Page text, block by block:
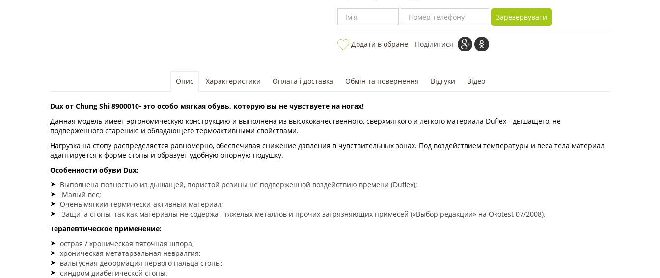
Зарезервувати
Додати в обране Поділитися
Опис Характеристики Оплата і доставка Обмін та повернення Відгуки Відео
Dux от Chung Shi 8900010- это особо мягкая обувь, которую вы не чувствуете на ногах!
Данная модель имеет эргономическую конструкцию и выполнена из высококачественного, сверхмягкого и легкого материала Duflex - дышащего, не
подверженного старению и обладающего термоактивными свойствами.
Нагрузка на стопу распределяется равномерно, обеспечивая снижение давления в чувствительных зонах. Под воздействием температуры и веса тела материал
адаптируется к форме стопы и образует удобную опорную подушку.
Особенности обуви Dux:
Выполнена полностью из дышащей, пористой резины не подверженной воздействию времени (Duflex);
Малый вес;
Очень мягкий термически-активный материал;
Защита стопы, так как материалы не содержат тяжелых металлов и прочих загрязняющих примесей («Выбор редакции» на Ökotest 07/2008).
Терапевтическое применение:
острая / хроническая пяточная шпора;
хроническая метатарзальная невралгия;
вальгусная деформация первого пальца стопы;
синдром диабетической стопы.